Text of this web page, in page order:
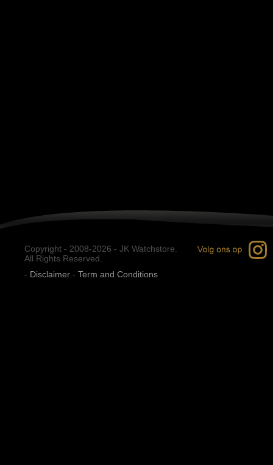
Copyright - 2008-2026 - JK Watchstore.
All Rights Reserved.
- Disclaimer - Term and Conditions